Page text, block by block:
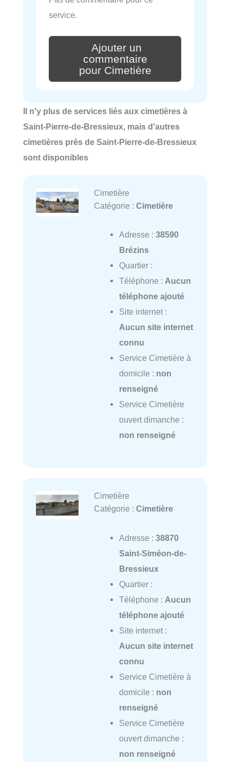
service.
Ajouter un
commentaire
pour Cimetière
Il n'y plus de services liés aux cimetières à
Saint-Pierre-de-Bressieux, mais d'autres
cimetières près de Saint-Pierre-de-Bressieux
sont disponibles
Cimetière
Catégorie : Cimetière
Adresse : 38590
Brézins
Quartier :
Téléphone : Aucun
téléphone ajouté
Site internet :
Aucun site internet
connu
Service Cimetière à
domicile : non
renseigné
Service Cimetière
ouvert dimanche :
non renseigné
Cimetière
Catégorie : Cimetière
Adresse : 38870
Saint-Siméon-de-
Bressieux
Quartier :
Téléphone : Aucun
téléphone ajouté
Site internet :
Aucun site internet
connu
Service Cimetière à
domicile : non
renseigné
Service Cimetière
ouvert dimanche :
non renseigné